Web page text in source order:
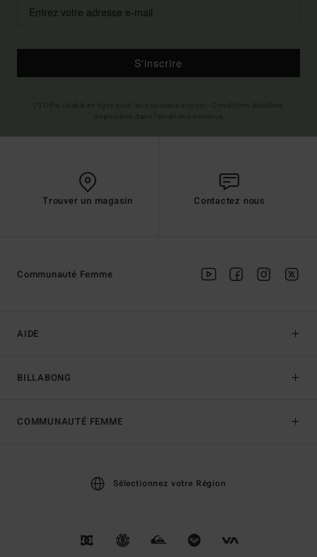
S'inscrire
Trouver un magasin Contactez nous
AIDE
BILLABONG
Communauté Femme
COMMUNAUTÉ FEMME
Sélectionnez votre Région